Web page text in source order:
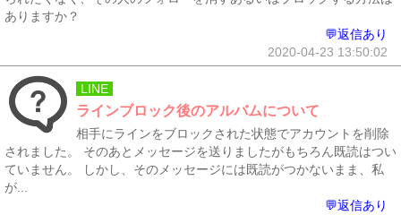
ありますか？
💬返信あり
2020-04-23 13:50:02
LINE
ラインブロック後のアルバムについて
相手にラインをブロックされた状態でアカウントを削除
されました。 そのあとメッセージを送りましたがもちろん既読はつい
ていません。 しかし、そのメッセージには既読がつかないまま、私
が...
💬返信あり